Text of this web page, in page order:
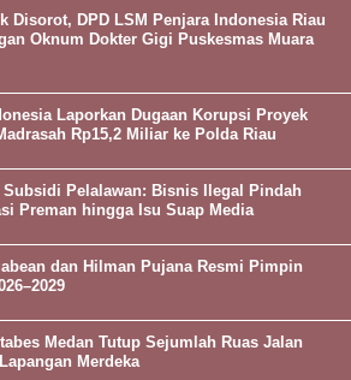
Disorot, DPD LSM Penjara Indonesia Riau
Oknum Dokter Gigi Puskesmas Muara
Laporkan Dugaan Korupsi Proyek
Rp15,2 Miliar ke Polda Riau
Subsidi Pelalawan: Bisnis Ilegal Pindah
Preman hingga Isu Suap Media
dan Hilman Pujana Resmi Pimpin
Medan Tutup Sejumlah Ruas Jalan
Merdeka